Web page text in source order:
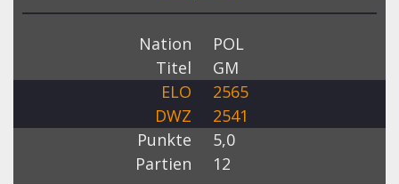
Nation
POL
Titel
GM
ELO
2565
DWZ
2541
Punkte
5,0
Partien
12